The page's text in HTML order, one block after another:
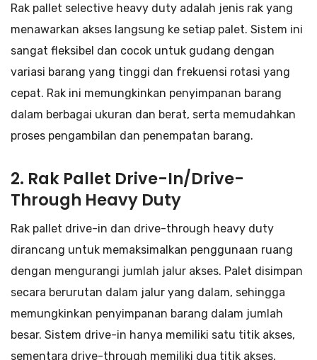
Rak pallet selective heavy duty adalah jenis rak yang
menawarkan akses langsung ke setiap palet. Sistem ini
sangat fleksibel dan cocok untuk gudang dengan
variasi barang yang tinggi dan frekuensi rotasi yang
cepat. Rak ini memungkinkan penyimpanan barang
dalam berbagai ukuran dan berat, serta memudahkan
proses pengambilan dan penempatan barang.
2. Rak Pallet Drive-In/Drive-
Through Heavy Duty
Rak pallet drive-in dan drive-through heavy duty
dirancang untuk memaksimalkan penggunaan ruang
dengan mengurangi jumlah jalur akses. Palet disimpan
secara berurutan dalam jalur yang dalam, sehingga
memungkinkan penyimpanan barang dalam jumlah
besar. Sistem drive-in hanya memiliki satu titik akses,
sementara drive-through memiliki dua titik akses,